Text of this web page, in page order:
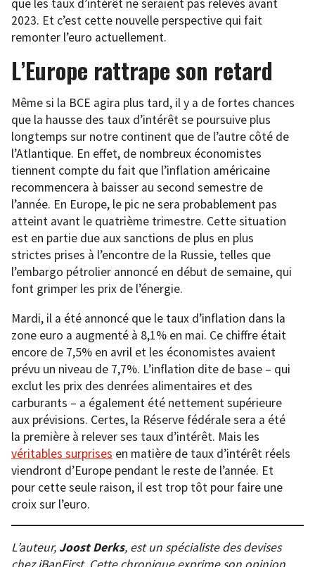
que les taux d’intérêt ne seraient pas relevés avant
2023. Et c’est cette nouvelle perspective qui fait
remonter l’euro actuellement.
L’Europe rattrape son retard
Même si la BCE agira plus tard, il y a de fortes chances
que la hausse des taux d’intérêt se poursuive plus
longtemps sur notre continent que de l’autre côté de
l’Atlantique. En effet, de nombreux économistes
tiennent compte du fait que l’inflation américaine
recommencera à baisser au second semestre de
l’année. En Europe, le pic ne sera probablement pas
atteint avant le quatrième trimestre. Cette situation
est en partie due aux sanctions de plus en plus
strictes prises à l’encontre de la Russie, telles que
l’embargo pétrolier annoncé en début de semaine, qui
font grimper les prix de l’énergie.
Mardi, il a été annoncé que le taux d’inflation dans la
zone euro a augmenté à 8,1% en mai. Ce chiffre était
encore de 7,5% en avril et les économistes avaient
prévu un niveau de 7,7%. L’inflation dite de base – qui
exclut les prix des denrées alimentaires et des
carburants – a également été nettement supérieure
aux prévisions. Certes, la Réserve fédérale sera a été
la première à relever ses taux d’intérêt. Mais les
véritables surprises en matière de taux d’intérêt réels
viendront d’Europe pendant le reste de l’année. Et
pour cette seule raison, il est trop tôt pour faire une
croix sur l’euro.
L’auteur, Joost Derks, est un spécialiste des devises